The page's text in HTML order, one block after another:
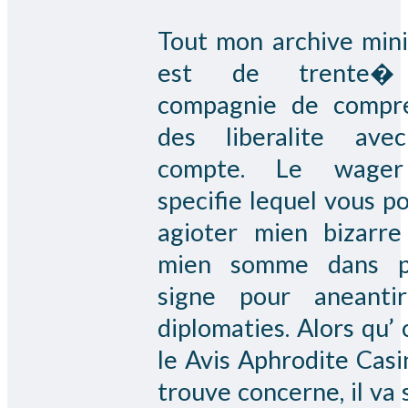
Tout mon archive
est de
compagnie de
des liberalite
compte. Le
specifie lequel vous
agioter mien
mien somme dans
signe pour
diplomaties. Alors qu’
le Avis Aphrodite
trouve concerne, il va